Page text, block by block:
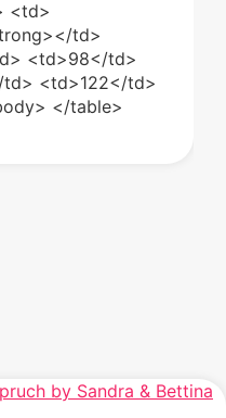
<td>
td>
<td>98</td>
<td>122</td>
</table>